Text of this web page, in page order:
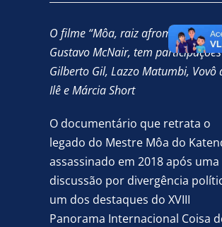
O filme “Môa, raiz afromãe”, de
Gustavo McNair, tem
Gilberto Gil, Lazzo Matumbi, Vovô
Ilê e Márcia Short
O documentário que retrata o
legado do Mestre Môa do
assassinado em 2018 após uma
discussão por divergência
um dos destaques do XVIII
Panorama Internacional Coisa